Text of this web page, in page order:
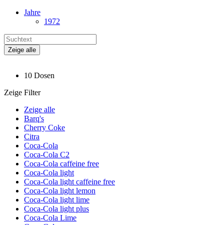
Jahre
1972
Zeige alle
10 Dosen
Zeige Filter
Zeige alle
Barq's
Cherry Coke
Citra
Coca-Cola
Coca-Cola C2
Coca-Cola caffeine free
Coca-Cola light
Coca-Cola light caffeine free
Coca-Cola light lemon
Coca-Cola light lime
Coca-Cola light plus
Coca-Cola Lime